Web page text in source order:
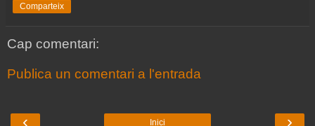
Comparteix
Cap comentari:
Publica un comentari a l'entrada
‹ ›
Inici